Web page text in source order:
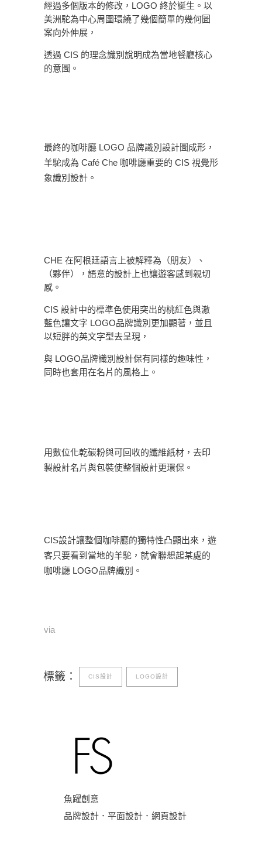
經過多個版本的修改，LOGO 終於誕生。以
美洲駝為中心周圍環繞了幾個簡單的幾何圖
案向外伸展，
透過 CIS 的理念識別說明成為當地餐廳核心
的意圖。
最終的咖啡廳 LOGO 品牌識別設計圖成形，
羊駝成為 Café Che 咖啡廳重要的 CIS 視覺形
象識別設計。
CHE 在阿根廷語言上被解釋為（朋友）、
（夥伴），語意的設計上也讓遊客感到親切
感。
CIS 設計中的標準色使用突出的桃紅色與澈
藍色讓文字 LOGO品牌識別更加顯著，並且
以短胖的英文字型去呈現，
與 LOGO品牌識別設計保有同樣的趣味性，
同時也套用在名片的風格上。
用數位化乾碳粉與可回收的纖維紙材，去印
製設計名片與包裝使整個設計更環保。
CIS設計讓整個咖啡廳的獨特性凸顯出來，遊
客只要看到當地的羊駝，就會聯想起某處的
咖啡廳 LOGO品牌識別。
via
標籤： CIS設計 LOGO設計
魚躍創意
品牌設計．平面設計．網頁設計